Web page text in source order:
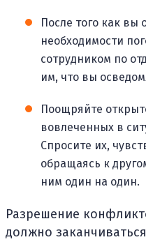
После того как вы
необходимости
сотрудником по
им, что вы
Поощряйте
вовлеченных в
Спросите их,
обращаясь к
ним один на один.
Разрешение
должно